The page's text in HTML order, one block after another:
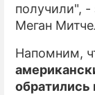
получили", -
Меган
Напомним,
обратились